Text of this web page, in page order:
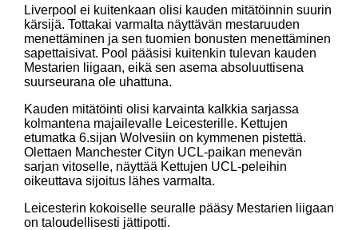
Liverpool ei kuitenkaan olisi kauden mitätöinnin suurin
kärsijä. Tottakai varmalta näyttävän mestaruuden
menettäminen ja sen tuomien bonusten menettäminen
sapettaisivat. Pool pääsisi kuitenkin tulevan kauden
Mestarien liigaan, eikä sen asema absoluuttisena
suurseurana ole uhattuna.
Kauden mitätöinti olisi karvainta kalkkia sarjassa
kolmantena majailevalle Leicesterille. Kettujen
etumatka 6.sijan Wolvesiin on kymmenen pistettä.
Olettaen Manchester Cityn UCL-paikan menevän
sarjan vitoselle, näyttää Kettujen UCL-peleihin
oikeuttava sijoitus lähes varmalta.
Leicesterin kokoiselle seuralle pääsy Mestarien liigaan
on taloudellisesti jättipotti.